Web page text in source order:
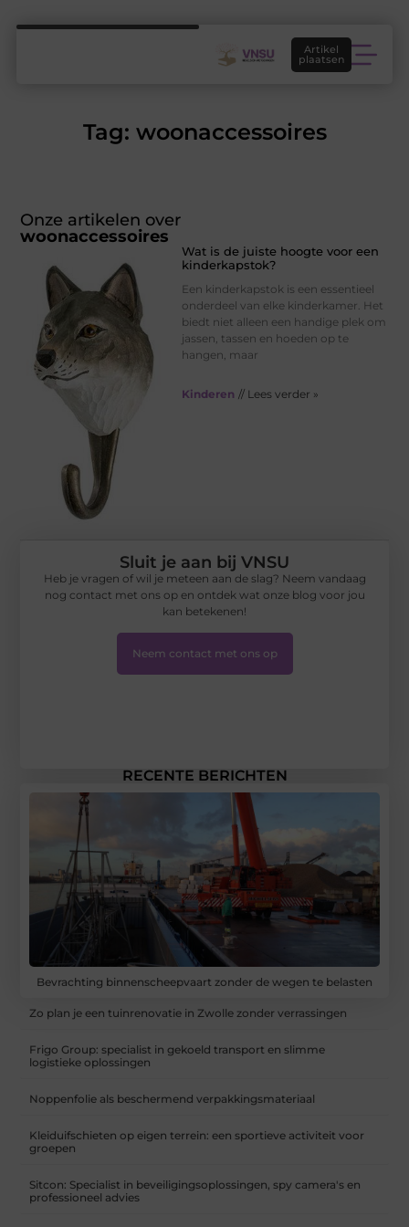
Artikel
plaatsen
Tag: woonaccessoires
Onze artikelen over
woonaccessoires
Wat is de juiste hoogte voor een
kinderkapstok?
Een kinderkapstok is een essentieel
onderdeel van elke kinderkamer. Het
biedt niet alleen een handige plek om
jassen, tassen en hoeden op te
hangen, maar
Kinderen // Lees verder »
RECENTE BERICHTEN
Bevrachting binnenscheepvaart zonder de wegen te belasten
Zo plan je een tuinrenovatie in Zwolle zonder verrassingen
Frigo Group: specialist in gekoeld transport en slimme
logistieke oplossingen
Noppenfolie als beschermend verpakkingsmateriaal
Kleiduifschieten op eigen terrein: een sportieve activiteit voor
groepen
Sitcon: Specialist in beveiligingsoplossingen, spy camera's en
professioneel advies
Sluit je aan bij VNSU
Heb je vragen of wil je meteen aan de slag? Neem vandaag
nog contact met ons op en ontdek wat onze blog voor jou
kan betekenen!
Neem contact met ons op